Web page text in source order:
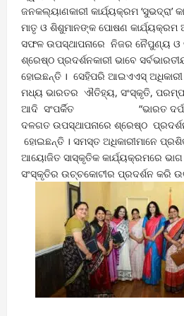
ଜନକଲ୍ୟାଣକାରୀ କାର୍ଯ୍ୟକ୍ରମ ‘ସୁଭଦ୍ରା’
ମାତୃ ଓ ଶିଶୁମାନଙ୍କ ପୋଷଣ
ସଫଳ ଉପସ୍ଥାପନାରେ ନିଜର ନୈପୁଣ୍ୟ ଓ
ଶ୍ରେଷ୍ଠ ପ୍ରଦର୍ଶନକାରୀ ଭାବେ
ହୋଇଛନ୍ତି । ସେହିପରି ଆଇଏଏସ୍ ଅଧିକାରୀ
ମଧ୍ୟ ଭାରତର ଐତିହ୍ୟ, ସଂସ୍କୃତି,
ଆଦି ସଂପର୍କିତ “ଭାରତ ଦର୍ପଣ”
ଦଳଗତ ଉପସ୍ଥାପନାରେ ଶ୍ରେଷ୍ଠ
ହୋଇଛନ୍ତି । ସମସ୍ତ ଅଧିକାରୀମାନେ
ଆୟୋଜିତ ସାସ୍କୃତିକ କାର୍ଯ୍ୟକ୍ରମରେ
ସଂସ୍କୃତିର ଉଚ୍ଚକୋଟୀର ପ୍ରଦର୍ଶନ କରି